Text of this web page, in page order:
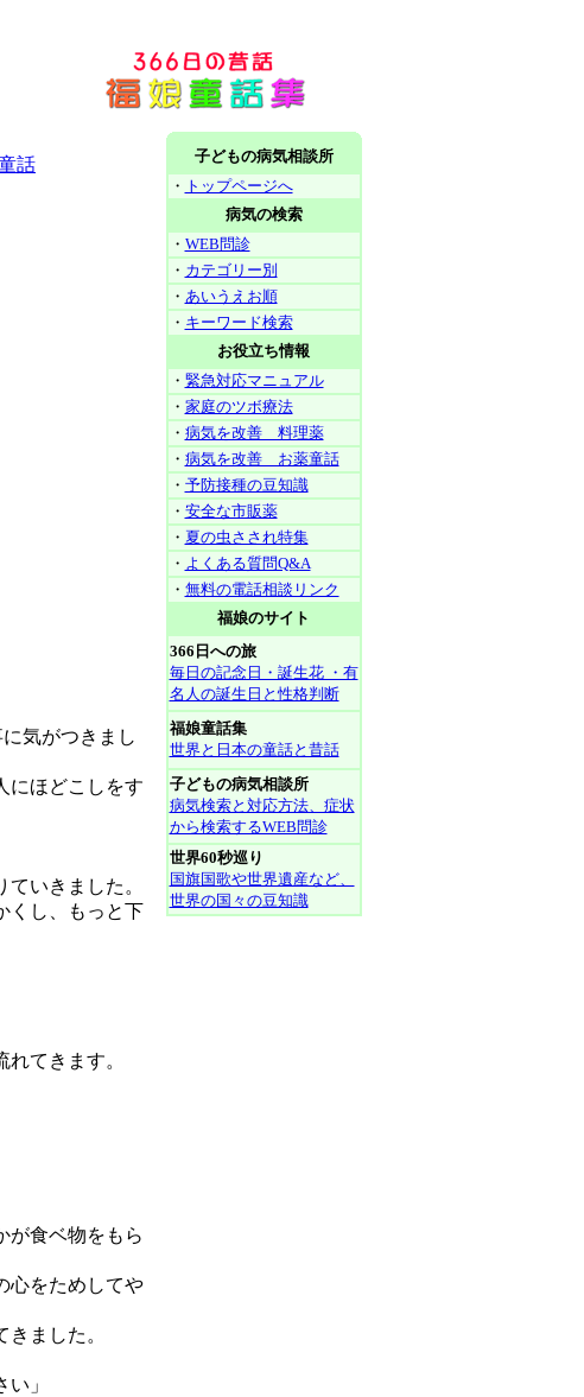
話
気がつきまし
にほどこしをす
いきました。
くし、もっと下
てきます。
が食ベ物をもら
心をためしてや
ました。
」
子どもの病気相談所
・ トップページへ
病気の検索
・ WEB問診
・ カテゴリー別
・ あいうえお順
・ キーワード検索
お役立ち情報
・ 緊急対応マニュアル
・ 家庭のツボ療法
・ 病気を改善 料理薬
・ 病気を改善 お薬童話
・ 予防接種の豆知識
・ 安全な市販薬
・ 夏の虫さされ特集
・ よくある質問Q&A
・ 無料の電話相談リンク
福娘のサイト
366日への旅
毎日の記念日・誕生花 ・有
名人の誕生日と性格判断
福娘童話集
世界と日本の童話と昔話
子どもの病気相談所
病気検索と対応方法、症状
から検索するWEB問診
世界60秒巡り
国旗国歌や世界遺産など、
世界の国々の豆知識